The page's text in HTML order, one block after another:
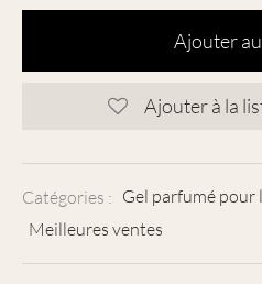
Ajouter
Ajouter à la
Catégories : Gel parfumé pour
Meilleures ventes